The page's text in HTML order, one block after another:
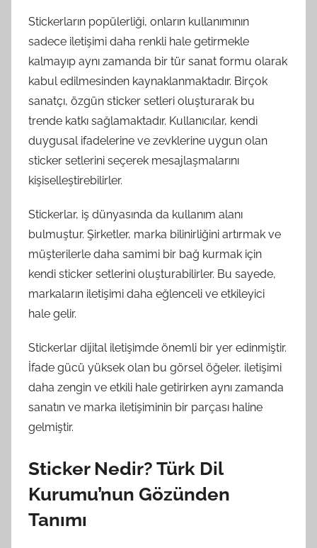
Stickerların popülerliği, onların kullanımının
sadece iletişimi daha renkli hale getirmekle
kalmayıp aynı zamanda bir tür sanat formu olarak
kabul edilmesinden kaynaklanmaktadır. Birçok
sanatçı, özgün sticker setleri oluşturarak bu
trende katkı sağlamaktadır. Kullanıcılar, kendi
duygusal ifadelerine ve zevklerine uygun olan
sticker setlerini seçerek mesajlaşmalarını
kişiselleştirebilirler.
Stickerlar, iş dünyasında da kullanım alanı
bulmuştur. Şirketler, marka bilinirliğini artırmak ve
müşterilerle daha samimi bir bağ kurmak için
kendi sticker setlerini oluşturabilirler. Bu sayede,
markaların iletişimi daha eğlenceli ve etkileyici
hale gelir.
Stickerlar dijital iletişimde önemli bir yer edinmiştir.
İfade gücü yüksek olan bu görsel öğeler, iletişimi
daha zengin ve etkili hale getirirken aynı zamanda
sanatın ve marka iletişiminin bir parçası haline
gelmiştir.
Sticker Nedir? Türk Dil
Kurumu’nun Gözünden
Tanımı